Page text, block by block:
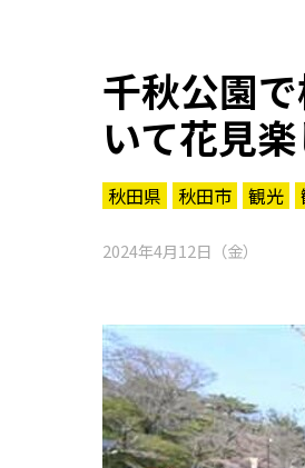
千秋公園
いて花見
秋田県 秋田市 観光
2024年4月12日（金）